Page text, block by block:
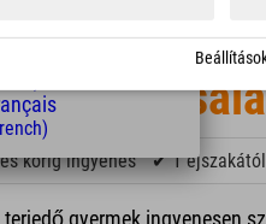
Boldog
korig ingyenes ✔ 1 éjszakától
terjedő gyermek ingyenesen